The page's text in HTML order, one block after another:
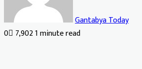
Gantabya Today
0 7,9021 minute read